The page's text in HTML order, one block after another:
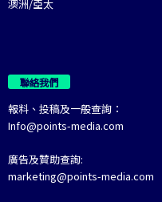
澳洲/亞太
聯絡我們
報料、投稿及一般查詢：
Info@points-media.com
廣告及贊助查詢:
marketing@points-media.com